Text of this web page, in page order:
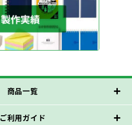
商品一覧
ご利用ガイド